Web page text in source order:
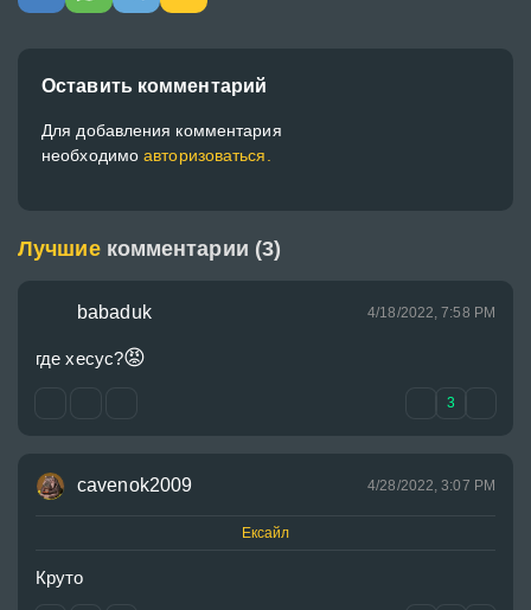
Оставить комментарий
Для добавления комментария
необходимоавторизоваться.
Лучшие комментарии (3)
babaduk 4/18/2022, 7:58 PM
где хесус?😡
3
cavenok2009 4/28/2022, 3:07 PM
Ексайл
Круто